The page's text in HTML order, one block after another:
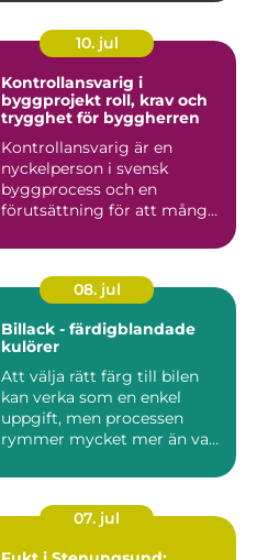
10. jul
Kontrollansvarig i
byggprojekt roll, krav och
trygghet för byggherren
Kontrollansvarig är en
nyckelperson i svensk
byggprocess och en
förutsättning för att många
08. jul
Billack - färdigblandade
kulörer
Att välja rätt färg till bilen
kan verka som en enkel
uppgift, men processen
rymmer mycket mer än va...
07. jul